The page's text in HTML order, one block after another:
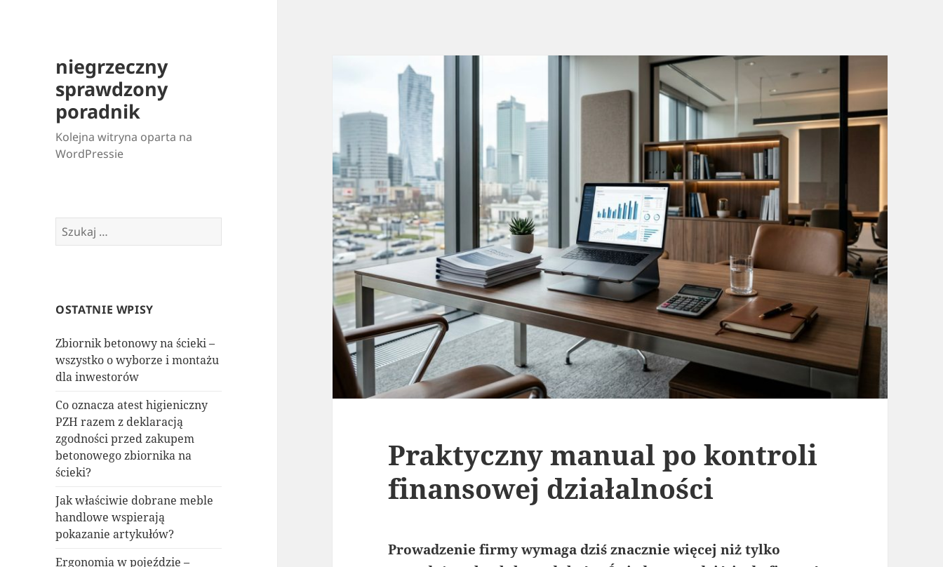
niegrzeczny
sprawdzony
poradnik
Kolejna witryna oparta na
WordPressie
Szukaj:
OSTATNIE WPISY
Zbiornik betonowy na ścieki –
wszystko o wyborze i montażu
dla inwestorów
Co oznacza atest higieniczny
PZH razem z deklaracją
zgodności przed zakupem
betonowego zbiornika na
ścieki?
Jak właściwie dobrane meble
handlowe wspierają
pokazanie artykułów?
Ergonomia w pojeździe –
Praktyczny manual po kontroli
finansowej działalności
Prowadzenie firmy wymaga dziś znacznie więcej niż tylko